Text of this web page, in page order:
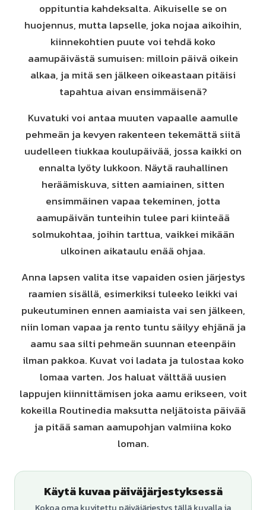
oppituntia kahdeksalta. Aikuiselle se on
huojennus, mutta lapselle, joka nojaa aikoihin,
kiinnekohtien puute voi tehdä koko
aamupäivästä sumuisen: milloin päivä oikein
alkaa, ja mitä sen jälkeen oikeastaan pitäisi
tapahtua aivan ensimmäisenä?
Kuvatuki voi antaa muuten vapaalle aamulle
pehmeän ja kevyen rakenteen tekemättä siitä
uudelleen tiukkaa koulupäivää, jossa kaikki on
ennalta lyöty lukkoon. Näytä rauhallinen
heräämiskuva, sitten aamiainen, sitten
ensimmäinen vapaa tekeminen, jotta
aamupäivän tunteihin tulee pari kiinteää
solmukohtaa, joihin tarttua, vaikkei mikään
ulkoinen aikataulu enää ohjaa.
Anna lapsen valita itse vapaiden osien järjestys
raamien sisällä, esimerkiksi tuleeko leikki vai
pukeutuminen ennen aamiaista vai sen jälkeen,
niin loman vapaa ja rento tuntu säilyy ehjänä ja
aamu saa silti pehmeän suunnan eteenpäin
ilman pakkoa. Kuvat voi ladata ja tulostaa koko
lomaa varten. Jos haluat välttää uusien
lappujen kiinnittämisen joka aamu erikseen, voit
kokeilla Routinedia maksutta neljätoista päivää
ja pitää saman aamupohjan valmiina koko
loman.
Käytä kuvaa päiväjärjestyksessä